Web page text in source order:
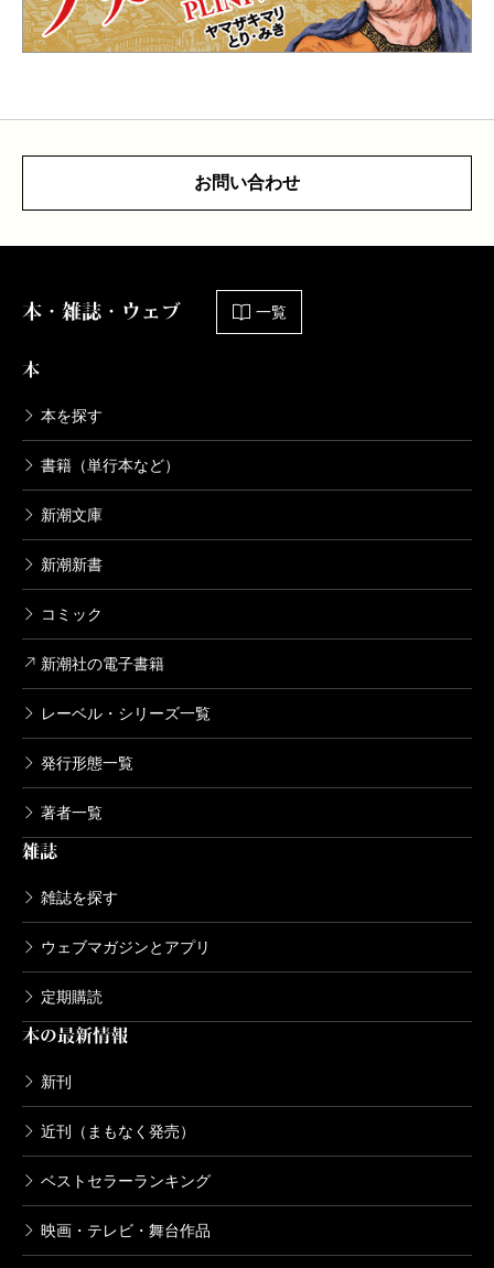
お問い合わせ
本・雑誌・ウェブ 一覧
本
本を探す
書籍（単行本など）
新潮文庫
新潮新書
コミック
新潮社の電子書籍
レーベル・シリーズ一覧
発行形態一覧
著者一覧
雑誌
雑誌を探す
ウェブマガジンとアプリ
定期購読
本の最新情報
新刊
近刊（まもなく発売）
ベストセラーランキング
映画・テレビ・舞台作品